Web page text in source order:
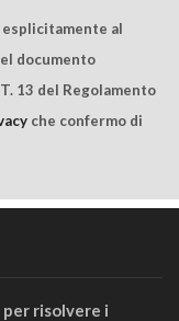
al
documento
13 del Regolamento
che confermo di
risolvere i